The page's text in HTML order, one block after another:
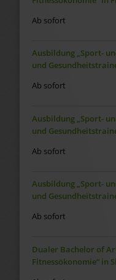
Ab sofort
Ausbildung „Sport-
und
Ab sofort
Ausbildung „Sport-
und
Ab sofort
Ausbildung „Sport-
und
Ab sofort
Dualer Bachelor of
Fitnessökonomie“ in